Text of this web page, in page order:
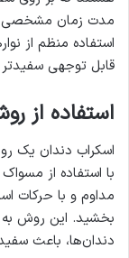
مدت زمان مشخصی
استفاده منظم از
قابل توجهی سفیدتر
استفاده از
اسکراب دندان یک
با استفاده از
مداوم و با حرکات
بخشید. این روش به
دندان‌ها، باعث